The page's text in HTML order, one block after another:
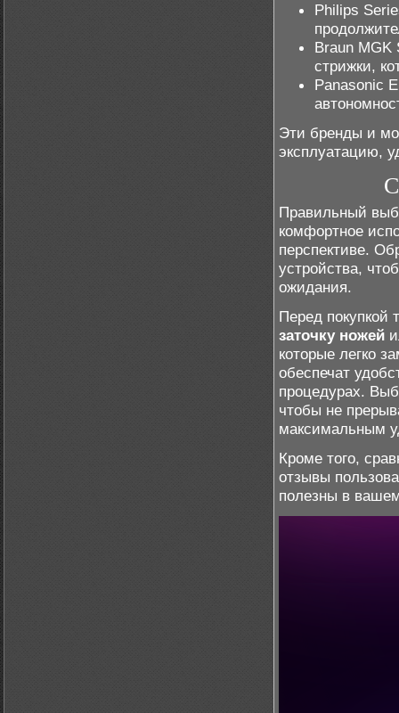
Philips
Braun MGK
стрижки,
Panasonic
Эти бренды и
эксплуатацию,
Правильный
комфортное
перспективе.
устройства,
ожидания.
Перед покупкой
заточку ножей
которые легко
обеспечат
процедурах.
чтобы не
максимальным
Кроме того,
отзывы
полезны в